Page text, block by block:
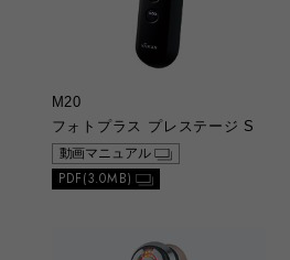
M20
フォトプラス プレステージ S
動画マニュアル
PDF(3.0MB)